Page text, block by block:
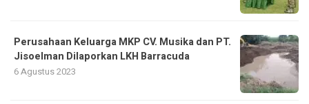
Perusahaan Keluarga MKP CV. Musika dan PT.
Jisoelman Dilaporkan LKH Barracuda
6 Agustus 2023